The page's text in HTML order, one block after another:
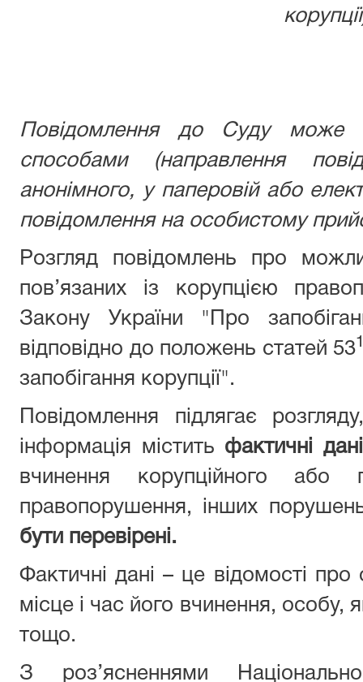
Повідомлення до Суду може
способами (направлення
анонімного, у паперовій або
повідомлення на особистому
Розгляд повідомлень про
пов’язаних із корупцією
Закону України "Про
відповідно до положень статей 53
запобігання корупції".
Повідомлення підлягає
інформація містить фактичні
вчинення корупційного або
правопорушення, інших
бути перевірені.
Фактичні дані – це відомості
місце і час його вчинення,
тощо.
З роз’ясненнями